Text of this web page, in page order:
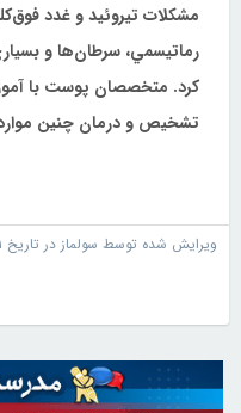
مشكلات تيروئيد و غدد
رماتيسمي، سرطان‌ها و
كرد. متخصصان پوست با
تشخيص و درمان چنين
ویرایش شده توسط سولماز در تاریخ ۵/۱۱/۱۳۹۱ ۱۱:۵۳